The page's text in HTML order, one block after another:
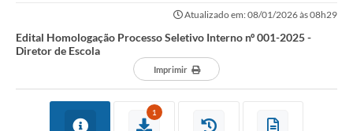
Bolsa Família
Editais
Atualizado em: 08/01/2026 às 08h29
Edital Homologação Processo Seletivo Interno nº 001-2025 -
Diretor de Escola
Imprimir
1